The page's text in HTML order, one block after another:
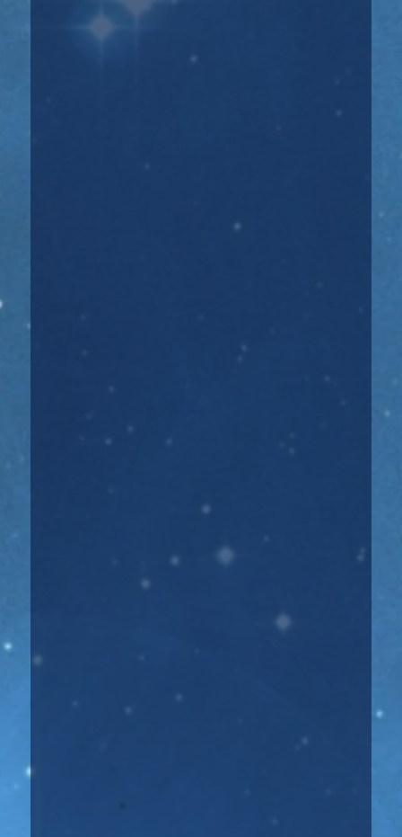
Кто такие ангелы и как их услышать? Ангелы
— это силы Мироздания, которые отвечают
гипноз часто звучит в обиходе людей,...